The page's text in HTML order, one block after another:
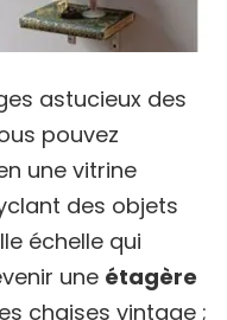
astucieux des
pouvez
une vitrine
des objets
échelle qui
une étagère
chaises vintage ;